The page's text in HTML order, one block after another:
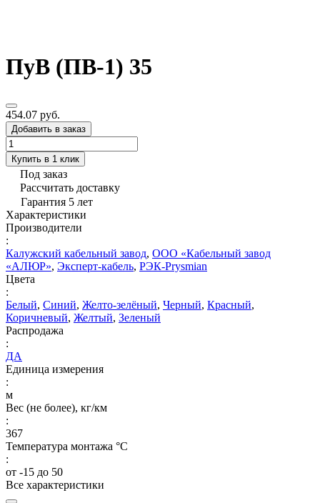
ПуВ (ПВ-1) 35
454.07 руб.
Добавить в заказ
Купить в 1 клик
Под заказ
Рассчитать доставку
Гарантия 5 лет
Характеристики
Производители
:
Калужский кабельный завод, ООО «Кабельный завод
«АЛЮР», Эксперт-кабель, РЭК-Prysmian
Цвета
:
Белый, Синий, Желто-зелёный, Черный, Красный,
Коричневый, Желтый, Зеленый
Распродажа
:
ДА
Единица измерения
:
м
Вес (не более), кг/км
:
367
Температура монтажа °C
:
от -15 до 50
Все характеристики